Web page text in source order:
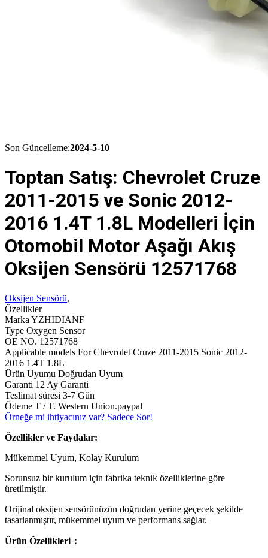
Son Güncelleme:2024-5-10
Toptan Satış: Chevrolet Cruze
2011-2015 ve Sonic 2012-
2016 1.4T 1.8L Modelleri İçin
Otomobil Motor Aşağı Akış
Oksijen Sensörü 12571768
Oksijen Sensörü,
Özellikler
Marka YZHIDIANF
Type Oxygen Sensor
OE NO. 12571768
Applicable models For Chevrolet Cruze 2011-2015 Sonic 2012-
2016 1.4T 1.8L
Ürün Uyumu Doğrudan Uyum
Garanti 12 Ay Garanti
Teslimat süresi 3-7 Gün
Ödeme T / T. Western Union.paypal
Örneğe mi ihtiyacınız var? Sadece Sor!
Özellikler ve Faydalar:
Mükemmel Uyum, Kolay Kurulum
Sorunsuz bir kurulum için fabrika teknik özelliklerine göre
üretilmiştir.
Orijinal oksijen sensörünüzün doğrudan yerine geçecek şekilde
tasarlanmıştır, mükemmel uyum ve performans sağlar.
Ürün Özellikleri：